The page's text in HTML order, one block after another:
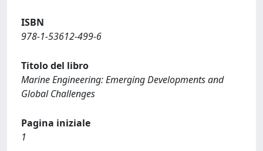
ISBN
978-1-53612-499-6
Titolo del libro
Marine Engineering: Emerging Developments and
Global Challenges
Pagina iniziale
1